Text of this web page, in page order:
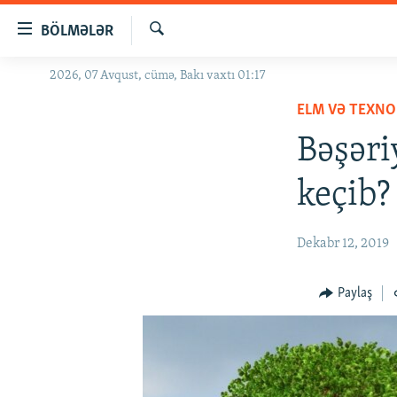
BÖLMƏLƏR
GÜNDƏM
Axtar
2026, 07 Avqust, cümə, Bakı vaxtı 01:17
ELM VƏ
keçib?
Dekabr 12, 2019
Paylaş